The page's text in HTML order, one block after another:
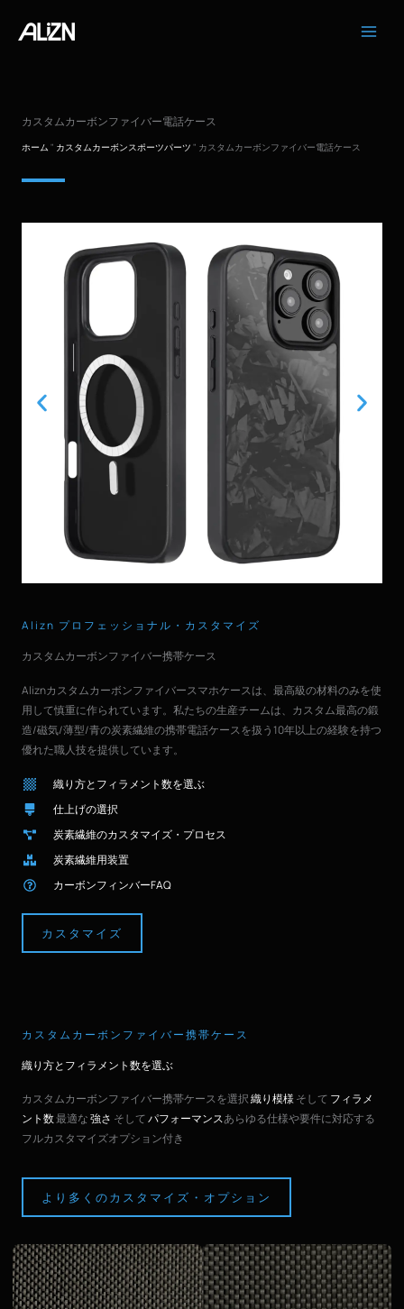
カスタムカーボンファイバー電話ケース
ホーム " カスタムカーボンスポーツパーツ " カスタムカーボンファイバー電話ケース
Alizn プロフェッショナル・カスタマイズ
カスタムカーボンファイバー携帯ケース
Aliznカスタムカーボンファイバースマホケースは、最高級の材料のみを使
用して慎重に作られています。私たちの生産チームは、カスタム最高の鍛
造/磁気/薄型/青の炭素繊維の携帯電話ケースを扱う10年以上の経験を持つ
優れた職人技を提供しています。
織り方とフィラメント数を選ぶ
仕上げの選択
炭素繊維のカスタマイズ・プロセス
炭素繊維用装置
カーボンフィンバーFAQ
カスタマイズ
カスタムカーボンファイバー携帯ケース
織り方とフィラメント数を選ぶ
カスタムカーボンファイバー携帯ケースを選択織り模様そして フィラメ
ント数最適な強さ そしてパフォーマンスあらゆる仕様や要件に対応する
フルカスタマイズオプション付き
より多くのカスタマイズ・オプション